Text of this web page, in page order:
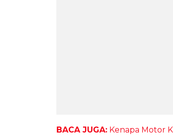
BACA JUGA: Kenapa Motor